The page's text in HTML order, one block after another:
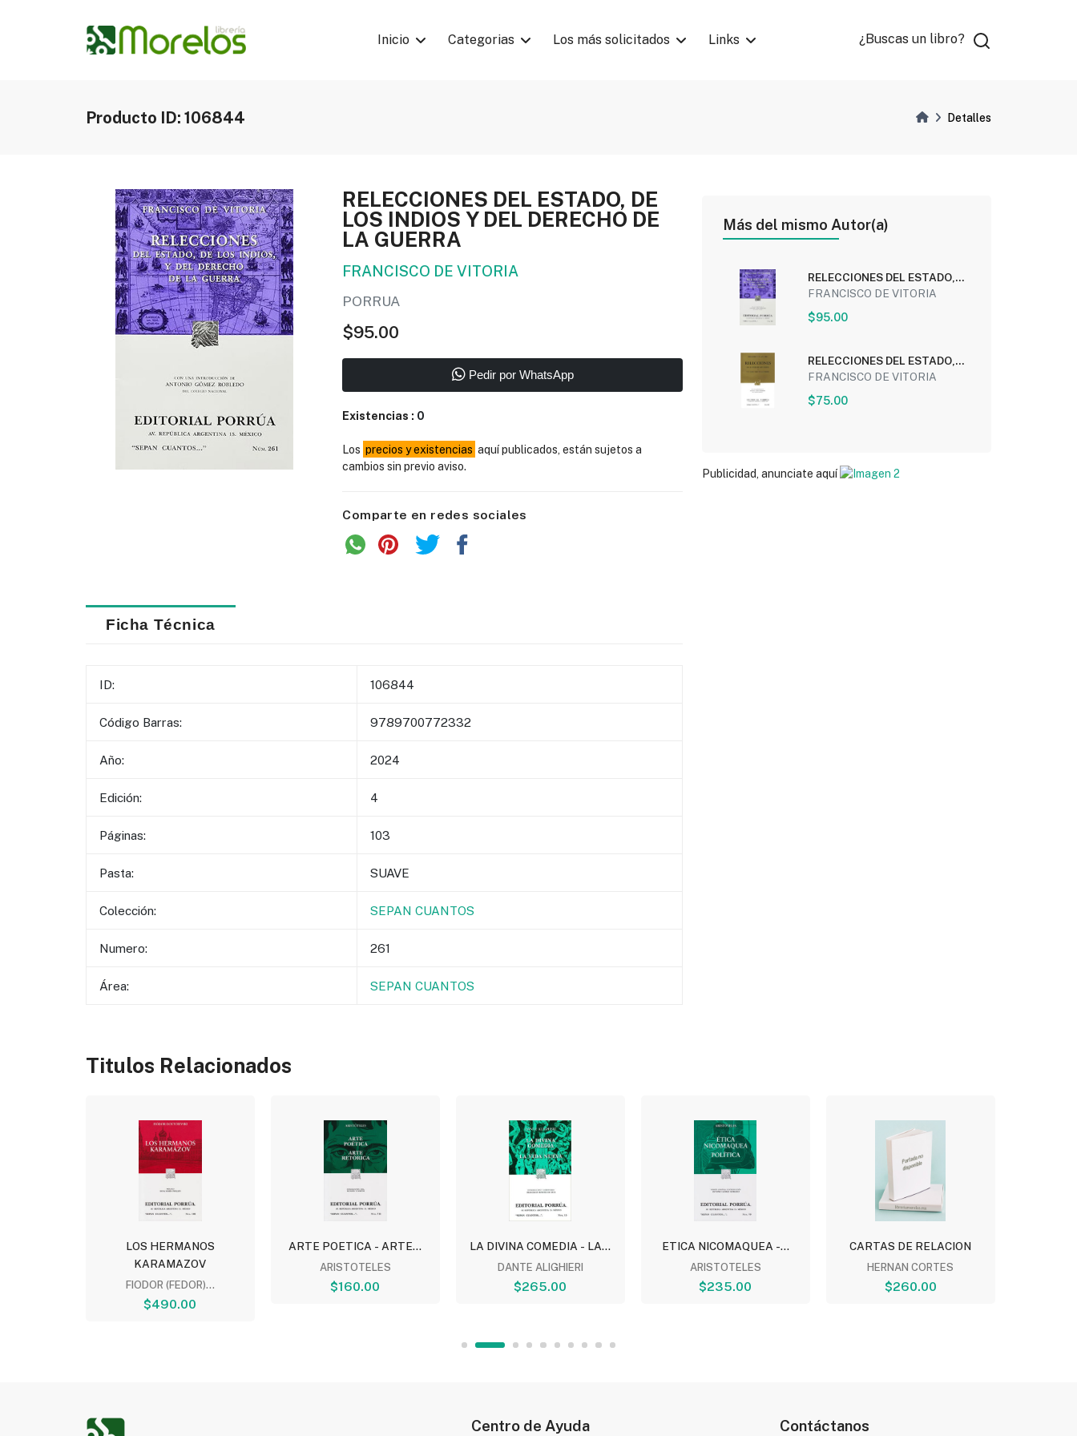
Inicio Categorias Los más solicitados Links ¿Buscas un libro?
Producto ID: 106844 Detalles
RELECCIONES DEL ESTADO, DE
LOS INDIOS Y DEL DERECHO DE
LA GUERRA
FRANCISCO DE VITORIA
PORRUA
$95.00
Pedir por WhatsApp
Existencias : 0
Los precios y existencias aquí publicados, están sujetos a
cambios sin previo aviso.
Comparte en redes sociales
Ficha Técnica
ID: 106844
Código Barras: 9789700772332
Año: 2024
Edición: 4
Páginas: 103
Pasta: SUAVE
Colección: SEPAN CUANTOS
Numero: 261
Área: SEPAN CUANTOS
Más del mismo Autor(a)
RELECCIONES DEL ESTADO,
DE LOS INDIOS Y DEL...
FRANCISCO DE VITORIA
$95.00
RELECCIONES DEL ESTADO,
DE LOS INDIOS Y DEL...
FRANCISCO DE VITORIA
$75.00
Publicidad, anunciate aquí
Titulos Relacionados
LOS HERMANOS
KARAMAZOV
FIODOR (FEDOR)...
$490.00
ARTE POETICA - ARTE...
ARISTOTELES
$160.00
LA DIVINA COMEDIA - LA...
DANTE ALIGHIERI
$265.00
ETICA NICOMAQUEA -...
ARISTOTELES
$235.00
CARTAS DE RELACION
HERNAN CORTES
$260.00
Centro de Ayuda Contáctanos